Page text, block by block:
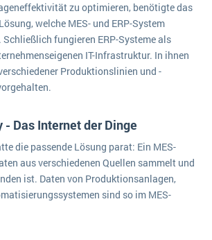
strategischen Übernahmen in Enterprise-KI
der Produktion
zu optimieren, benötigte das
welche MES- und ERP-System
fungieren ERP-Systeme als
IT-Infrastruktur. In ihnen
Produktionslinien und -
- Das Internet der Dinge
die passende Lösung parat: Ein MES-
aus verschiedenen Quellen sammelt und
ist. Daten von Produktionsanlagen,
sind so im MES-